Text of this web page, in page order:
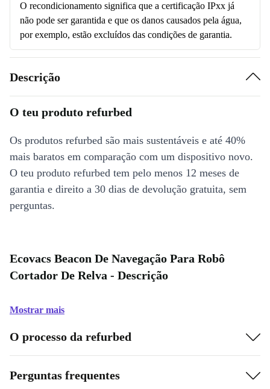
O recondicionamento significa que a certificação IPxx já
não pode ser garantida e que os danos causados pela água,
por exemplo, estão excluídos das condições de garantia.
Descrição
O teu produto refurbed
Os produtos refurbed são mais sustentáveis e até 40%
mais baratos em comparação com um dispositivo novo.
O teu produto refurbed tem pelo menos 12 meses de
garantia e direito a 30 dias de devolução gratuita, sem
perguntas.
Ecovacs Beacon De Navegação Para Robô
Cortador De Relva - Descrição
Mostrar mais
O processo da refurbed
Perguntas frequentes